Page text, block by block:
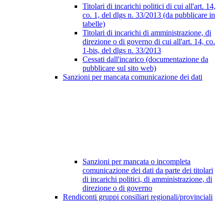
Titolari di incarichi politici di cui all'art. 14,
co. 1, del dlgs n. 33/2013 (da pubblicare in
tabelle)
Titolari di incarichi di amministrazione, di
direzione o di governo di cui all'art. 14, co.
1-bis, del dlgs n. 33/2013
Cessati dall'incarico (documentazione da
pubblicare sul sito web)
Sanzioni per mancata comunicazione dei dati
Sanzioni per mancata o incompleta
comunicazione dei dati da parte dei titolari
di incarichi politici, di amministrazione, di
direzione o di governo
Rendiconti gruppi consiliari regionali/provinciali